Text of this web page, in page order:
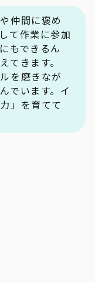
仲間に褒め
て作業に参加
もできるん
てきます。
を磨きなが
でいます。イ
」を育てて